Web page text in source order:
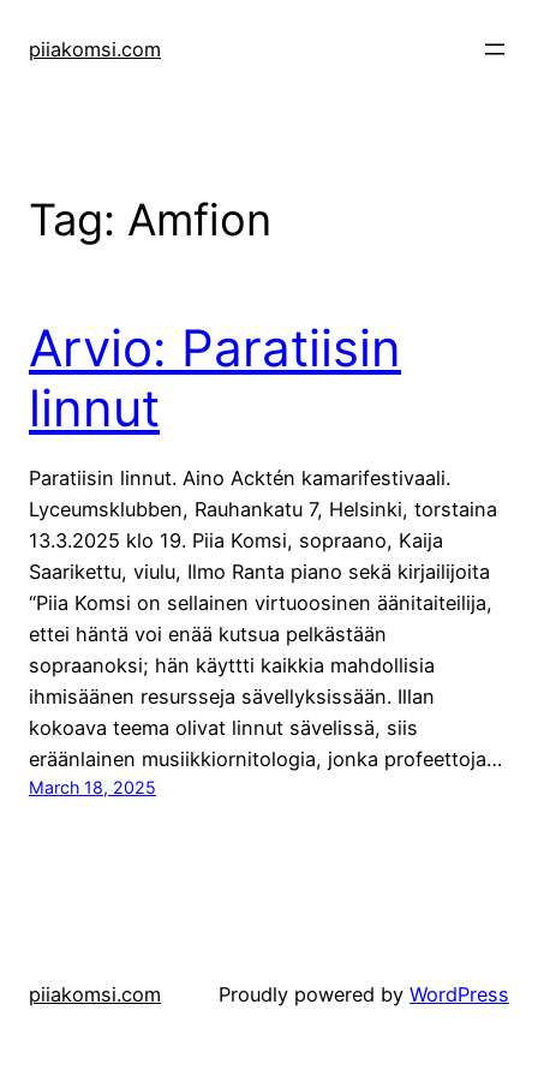
piiakomsi.com
Tag: Amfion
Arvio: Paratiisin
linnut
Paratiisin linnut. Aino Acktén kamarifestivaali.
Lyceumsklubben, Rauhankatu 7, Helsinki, torstaina
13.3.2025 klo 19. Piia Komsi, sopraano, Kaija
Saarikettu, viulu, Ilmo Ranta piano sekä kirjailijoita
“Piia Komsi on sellainen virtuoosinen äänitaiteilija,
ettei häntä voi enää kutsua pelkästään
sopraanoksi; hän käyttti kaikkia mahdollisia
ihmisäänen resursseja sävellyksissään. Illan
kokoava teema olivat linnut sävelissä, siis
eräänlainen musiikkiornitologia, jonka profeettoja…
March 18, 2025
piiakomsi.com Proudly powered by WordPress